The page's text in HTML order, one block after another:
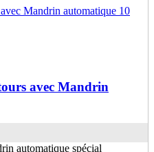
avec Mandrin
automatique spécial